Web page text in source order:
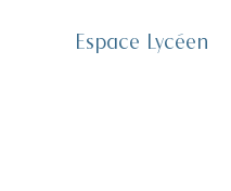
Espace Lycéen